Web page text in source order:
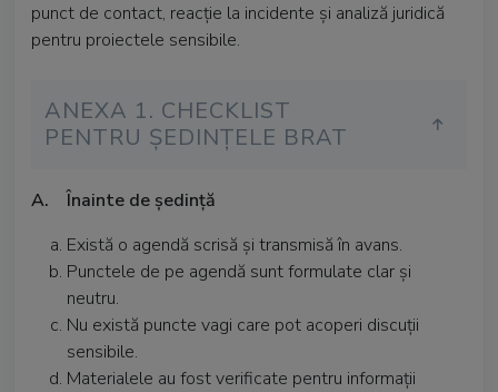
punct de contact, reacție la incidente și analiză juridică
pentru proiectele sensibile.
ANEXA 1. CHECKLIST
PENTRU ȘEDINȚELE BRAT
A. Înainte de ședință
Există o agendă scrisă și transmisă în avans.
Punctele de pe agendă sunt formulate clar și
neutru.
Nu există puncte vagi care pot acoperi discuții
sensibile.
Materialele au fost verificate pentru informații